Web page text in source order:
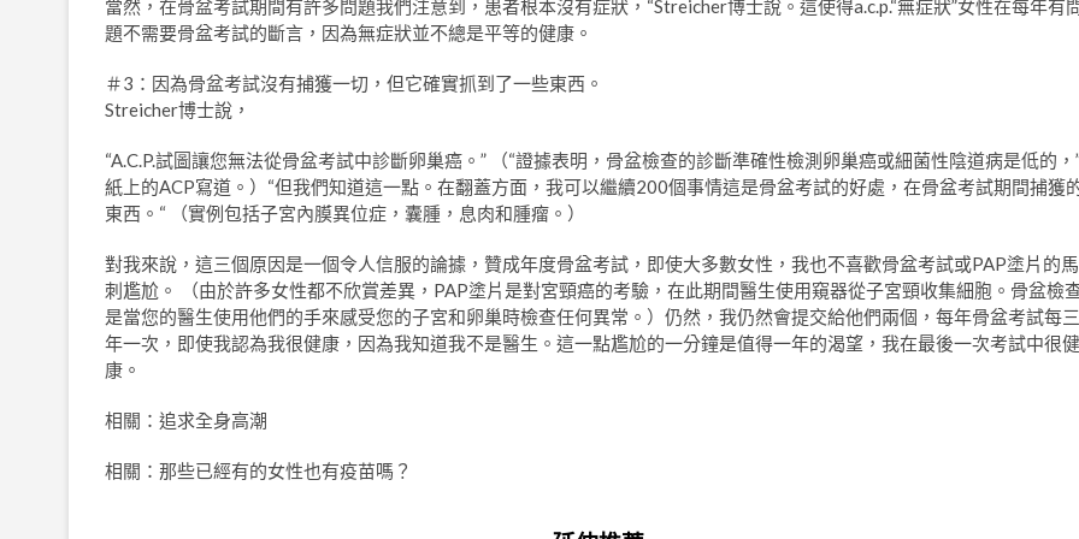
當然，在骨盆考試期間有許多問題我們注意到，患者根本沒有症狀，“Streicher博士說。這使得a.c.p.“無症狀”女性在每年有
題不需要骨盆考試的斷言，因為無症狀並不總是平等的健康。
＃3：因為骨盆考試沒有捕獲一切，但它確實抓到了一些東西。
Streicher博士說，
“A.C.P.試圖讓您無法從骨盆考試中診斷卵巢癌。” （“證據表明，骨盆檢查的診斷準確性檢測卵巢癌或細菌性陰道病是低的，
紙上的ACP寫道。）“但我們知道這一點。在翻蓋方面，我可以繼續200個事情這是骨盆考試的好處，在骨盆考試期間捕獲
東西。“ （實例包括子宮內膜異位症，囊腫，息肉和腫瘤。）
對我來說，這三個原因是一個令人信服的論據，贊成年度骨盆考試，即使大多數女性，我也不喜歡骨盆考試或PAP塗片的馬
刺尷尬。 （由於許多女性都不欣賞差異，PAP塗片是對宮頸癌的考驗，在此期間醫生使用窺器從子宮頸收集細胞。骨盆檢
是當您的醫生使用他們的手來感受您的子宮和卵巢時檢查任何異常。）仍然，我仍然會提交給他們兩個，每年骨盆考試每三
年一次，即使我認為我很健康，因為我知道我不是醫生。這一點尷尬的一分鐘是值得一年的渴望，我在最後一次考試中很健
康。
相關：追求全身高潮
相關：那些已經有的女性也有疫苗嗎？